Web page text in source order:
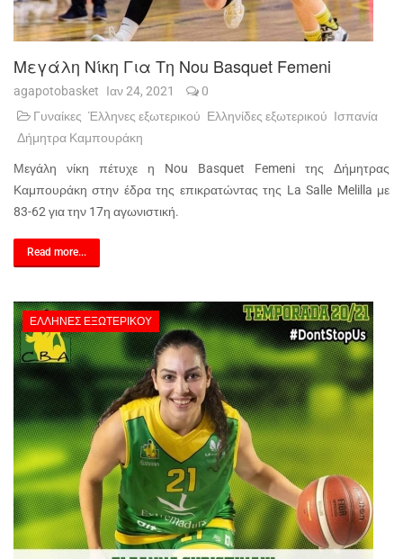
Μεγάλη Νίκη Για Τη Nou Basquet Femeni
agapotobasket Ιαν 24, 2021
0
Γυναίκες Έλληνες εξωτερικού Ελληνίδες εξωτερικού Ισπανία
Δήμητρα Καμπουράκη
Μεγάλη νίκη πέτυχε η Nou Basquet Femeni της Δήμητρας
Καμπουράκη στην έδρα της επικρατώντας της La Salle Melilla με
83-62 για την 17η αγωνιστική.
Read more...
ΈΛΛΗΝΕΣ ΕΞΩΤΕΡΙΚΟΎ